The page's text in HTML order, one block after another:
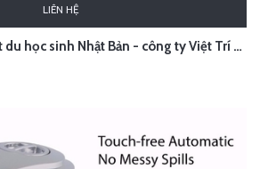
LIÊN HỆ
Quay sự kiện tổng kết du học sinh Nhật Bản - công ty Việt Trí - Hà Nội